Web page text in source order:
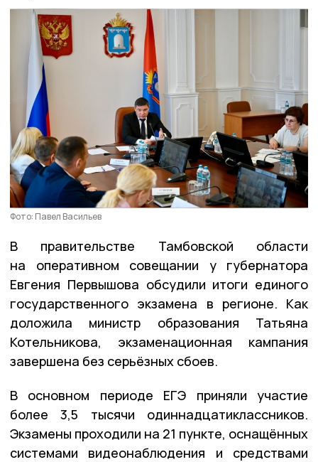
Фото: Павел Васильев
В правительстве Тамбовской области
на оперативном совещании у губернатора
Евгения Первышова обсудили итоги единого
государственного экзамена в регионе. Как
доложила министр образования Татьяна
Котельникова, экзаменационная кампания
завершена без серьёзных сбоев.
В основном периоде ЕГЭ приняли участие
более 3,5 тысячи одиннадцатиклассников.
Экзамены проходили на 21 пункте, оснащённых
системами видеонаблюдения и средствами